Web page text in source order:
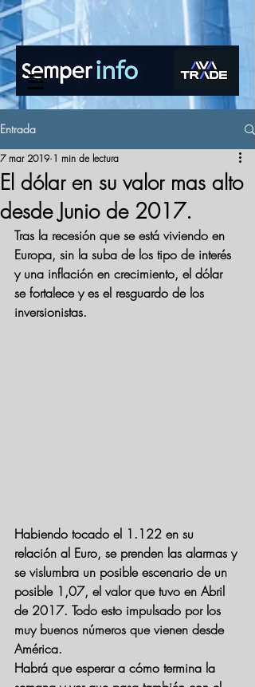
www.semperinfo.com
Entrada
El dólar en su valor mas alto
desde Junio de 2017.
7 mar 2019 1 min de lectura
Tras la recesión que se está viviendo en
Europa, sin la suba de los tipo de interés
y una inflación en crecimiento, el dólar
se fortalece y es el resguardo de los
inversionistas.
Habiendo tocado el 1.122 en su
relación al Euro, se prenden las alarmas y
se vislumbra un posible escenario de un
posible 1,07, el valor que tuvo en Abril
de 2017. Todo esto impulsado por los
muy buenos números que vienen desde
América.
Habrá que esperar a cómo termina la